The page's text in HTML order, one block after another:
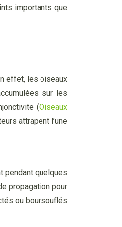
importants que
effet, les oiseaux
sur les
(Oiseaux
attrapent l’une
pendant quelques
propagation pour
ou boursouflés